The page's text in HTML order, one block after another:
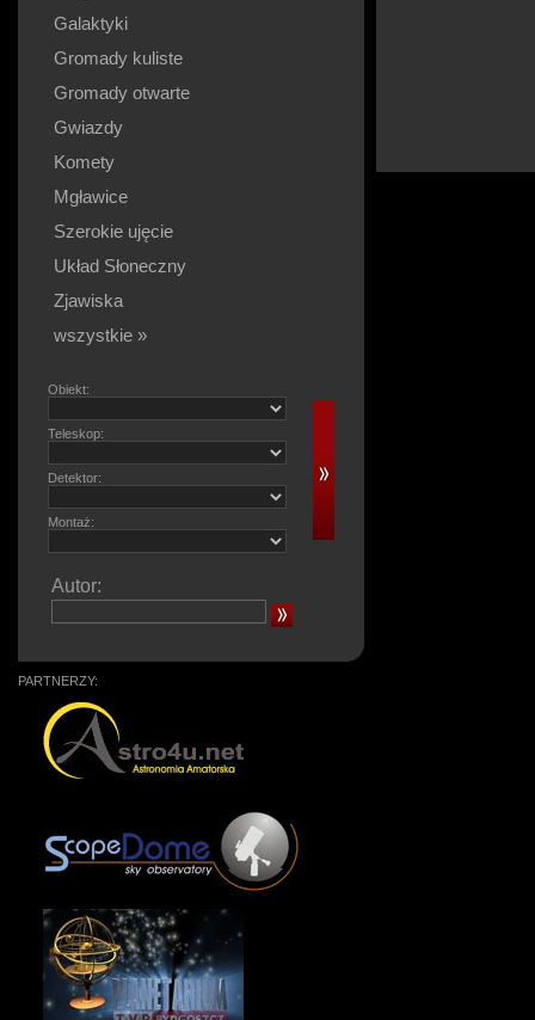
Galaktyki
Gromady kuliste
Gromady otwarte
Gwiazdy
Komety
Mgławice
Szerokie ujęcie
Układ Słoneczny
Zjawiska
wszystkie »
Obiekt:
Teleskop:
Detektor:
Montaż:
Autor:
PARTNERZY: